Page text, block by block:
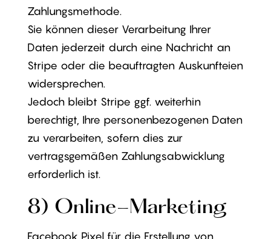
Zahlungsmethode.
Sie können dieser Verarbeitung Ihrer
Daten jederzeit durch eine Nachricht an
Stripe oder die beauftragten Auskunfteien
widersprechen.
Jedoch bleibt Stripe ggf. weiterhin
berechtigt, Ihre personenbezogenen Daten
zu verarbeiten, sofern dies zur
vertragsgemäßen Zahlungsabwicklung
erforderlich ist.
8) Online-Marketing
Facebook Pixel für die Erstellung von